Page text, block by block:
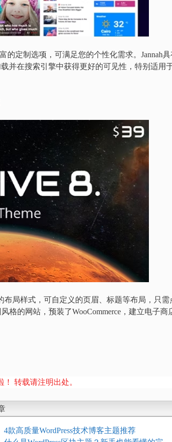
的定制选项，可满足您的个性化需求。Jannah
并在搜索引擎中获得更好的可见性，特别适用
布局样式，可自定义的页眉、标题等布局，只需
格的网站，预装了WooCommerce，建立电子商
！ 转载请注明出处。
4款高质量WordPress技术博客主题推荐